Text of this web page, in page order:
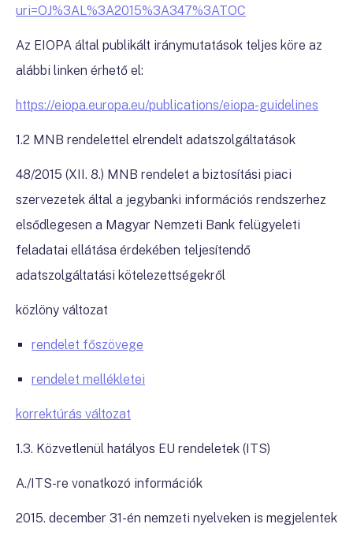
uri=OJ%3AL%3A2015%3A347%3ATOC
Az EIOPA által publikált iránymutatások teljes köre az
alábbi linken érhető el:
https://eiopa.europa.eu/publications/eiopa-guidelines
1.2 MNB rendelettel elrendelt adatszolgáltatások
48/2015 (XII. 8.) MNB rendelet a biztosítási piaci
szervezetek által a jegybanki információs rendszerhez
elsődlegesen a Magyar Nemzeti Bank felügyeleti
feladatai ellátása érdekében teljesítendő
adatszolgáltatási kötelezettségekről
közlöny változat
rendelet főszövege
rendelet mellékletei
korrektúrás változat
1.3. Közvetlenül hatályos EU rendeletek (ITS)
A./ITS-re vonatkozó információk
2015. december 31-én nemzeti nyelveken is megjelentek